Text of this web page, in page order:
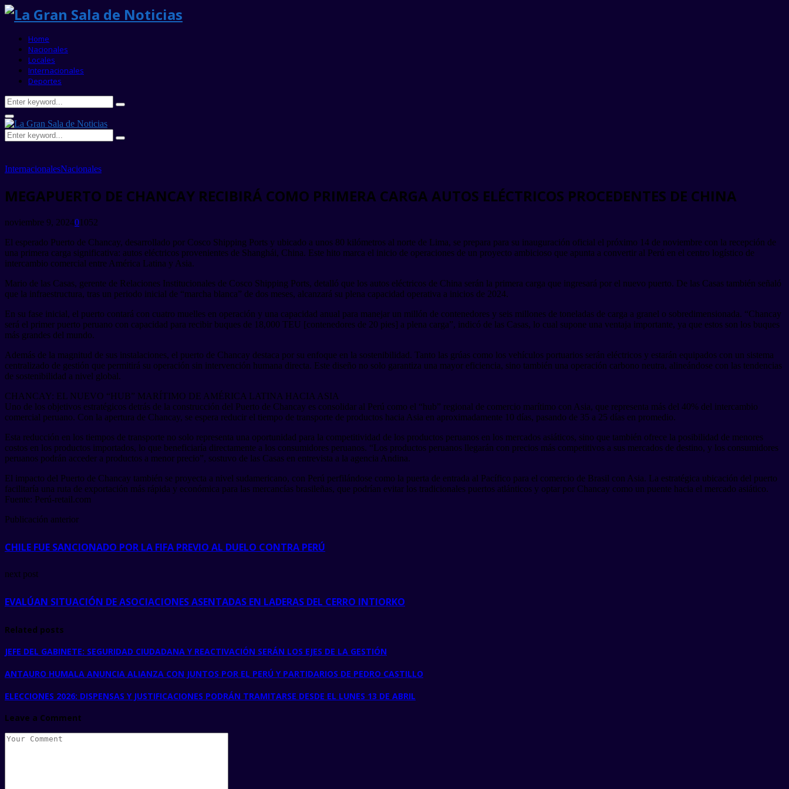
Home
Nacionales
Locales
Internacionales
Deportes
Search
for:
Search
Primary
Menu
Search
for:
Search
InternacionalesNacionales
MEGAPUERTO DE CHANCAY RECIBIRÁ COMO PRIMERA CARGA AUTOS ELÉCTRICOS PROCEDENTES DE CHINA
noviembre 9, 202401052
El esperado Puerto de Chancay, desarrollado por Cosco Shipping Ports y ubicado a unos 80 kilómetros al norte de Lima, se prepara para su inauguración oficial el próximo 14 de noviembre con la recepción de
una primera carga significativa: autos eléctricos provenientes de Shanghái, China. Este hito marca el inicio de operaciones de un proyecto ambicioso que apunta a convertir al Perú en el centro logístico de
intercambio comercial entre América Latina y Asia.
Mario de las Casas, gerente de Relaciones Institucionales de Cosco Shipping Ports, detalló que los autos eléctricos de China serán la primera carga que ingresará por el nuevo puerto. De las Casas también señaló
que la infraestructura, tras un periodo inicial de “marcha blanca” de dos meses, alcanzará su plena capacidad operativa a inicios de 2024.
En su fase inicial, el puerto contará con cuatro muelles en operación y una capacidad anual para manejar un millón de contenedores y seis millones de toneladas de carga a granel o sobredimensionada. “Chancay
será el primer puerto peruano con capacidad para recibir buques de 18,000 TEU [contenedores de 20 pies] a plena carga”, indicó de las Casas, lo cual supone una ventaja importante, ya que estos son los buques
más grandes del mundo.
Además de la magnitud de sus instalaciones, el puerto de Chancay destaca por su enfoque en la sostenibilidad. Tanto las grúas como los vehículos portuarios serán eléctricos y estarán equipados con un sistema
centralizado de gestión que permitirá su operación sin intervención humana directa. Este diseño no solo garantiza una mayor eficiencia, sino también una operación carbono neutra, alineándose con las tendencias
de sostenibilidad a nivel global.
CHANCAY: EL NUEVO “HUB” MARÍTIMO DE AMÉRICA LATINA HACIA ASIA
Uno de los objetivos estratégicos detrás de la construcción del Puerto de Chancay es consolidar al Perú como el “hub” regional de comercio marítimo con Asia, que representa más del 40% del intercambio
comercial peruano. Con la apertura de Chancay, se espera reducir el tiempo de transporte de productos hacia Asia en aproximadamente 10 días, pasando de 35 a 25 días en promedio.
Esta reducción en los tiempos de transporte no solo representa una oportunidad para la competitividad de los productos peruanos en los mercados asiáticos, sino que también ofrece la posibilidad de menores
costos en los productos importados, lo que beneficiaría directamente a los consumidores peruanos. “Los productos peruanos llegarán con precios más competitivos a sus mercados de destino, y los consumidores
peruanos podrán acceder a productos a menor precio”, sostuvo de las Casas en entrevista a la agencia Andina.
El impacto del Puerto de Chancay también se proyecta a nivel sudamericano, con Perú perfilándose como la puerta de entrada al Pacífico para el comercio de Brasil con Asia. La estratégica ubicación del puerto
facilitaría una ruta de exportación más rápida y económica para las mercancías brasileñas, que podrían evitar los tradicionales puertos atlánticos y optar por Chancay como un puente hacia el mercado asiático.
Fuente: Perú-retail.com
Publicación anterior
CHILE FUE SANCIONADO POR LA FIFA PREVIO AL DUELO CONTRA PERÚ
next post
EVALÚAN SITUACIÓN DE ASOCIACIONES ASENTADAS EN LADERAS DEL CERRO INTIORKO
Related posts
JEFE DEL GABINETE: SEGURIDAD CIUDADANA Y REACTIVACIÓN SERÁN LOS EJES DE LA GESTIÓN
ANTAURO HUMALA ANUNCIA ALIANZA CON JUNTOS POR EL PERÚ Y PARTIDARIOS DE PEDRO CASTILLO
ELECCIONES 2026: DISPENSAS Y JUSTIFICACIONES PODRÁN TRAMITARSE DESDE EL LUNES 13 DE ABRIL
Leave a Comment